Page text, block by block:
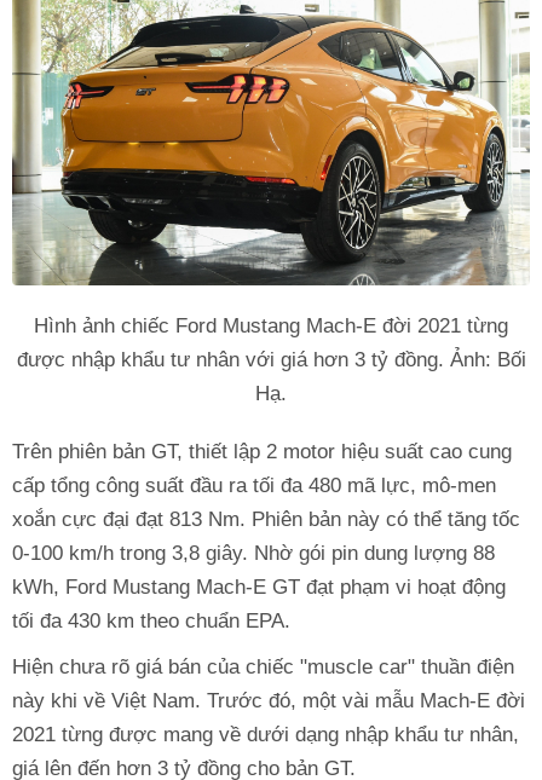
Hình ảnh chiếc Ford Mustang Mach-E đời 2021 từng
được nhập khẩu tư nhân với giá hơn 3 tỷ đồng. Ảnh: Bối
Hạ.
Trên phiên bản GT, thiết lập 2 motor hiệu suất cao cung
cấp tổng công suất đầu ra tối đa 480 mã lực, mô-men
xoắn cực đại đạt 813 Nm. Phiên bản này có thể tăng tốc
0-100 km/h trong 3,8 giây. Nhờ gói pin dung lượng 88
kWh, Ford Mustang Mach-E GT đạt phạm vi hoạt động
tối đa 430 km theo chuẩn EPA.
Hiện chưa rõ giá bán của chiếc "muscle car" thuần điện
này khi về Việt Nam. Trước đó, một vài mẫu Mach-E đời
2021 từng được mang về dưới dạng nhập khẩu tư nhân,
giá lên đến hơn 3 tỷ đồng cho bản GT.